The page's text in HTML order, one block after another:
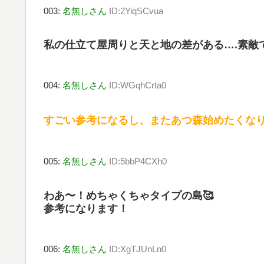
003: 名無しさん ID:2YiqSCvua
私の仕立て屋周りと天と地の差がある….素敵
004: 名無しさん ID:WGqhCrta0
すごい参考になるし、またあつ森始めたくな
005: 名無しさん ID:5bbP4CXh0
わあ〜！めちゃくちゃタイプの島🥰
参考になります！
006: 名無しさん ID:XgTJUnLn0